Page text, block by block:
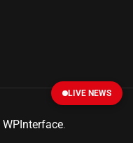
WPInterface.
LIVE NEWS